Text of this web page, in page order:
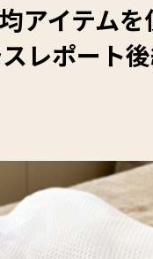
アイテム
レポート後